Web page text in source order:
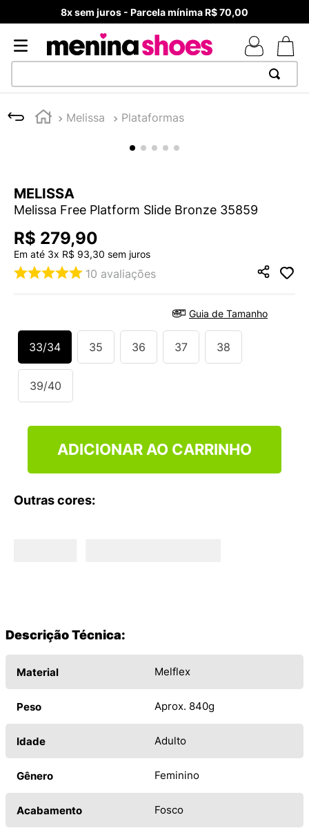
8x sem juros - Parcela mínima R$ 70,00
Melissa Plataformas
MELISSA
Melissa Free Platform Slide Bronze 35859
R$ 279,90
Em até 3x R$ 93,30 sem juros
10 avaliações
Guia de Tamanho
33/34 35 36 37 38
39/40
ADICIONAR AO CARRINHO
Outras cores:
Descrição Técnica:
Material Melflex
Peso Aprox. 840g
Idade Adulto
Gênero Feminino
Acabamento Fosco
1
TÊNIS NEWS BALANCE 530
º
TÊNIS VEJA WHITE
5º
ADIDAS
6º
SAMBA
7º
MELISSA SLIDE
10º VANS TÊNIS VANS ULTRARANGE